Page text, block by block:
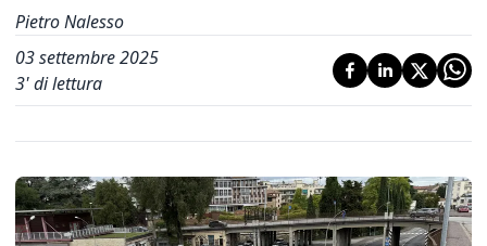
Pietro Nalesso
03 settembre 2025
3' di lettura